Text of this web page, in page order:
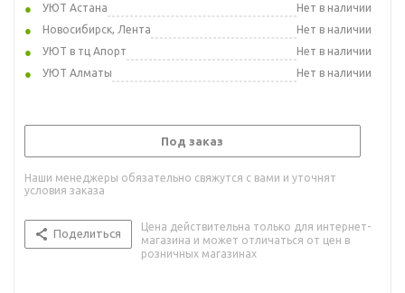
УЮТ Астана
Нет в наличии
Новосибирск, Лента
Нет в наличии
УЮТ в тц Апорт
Нет в наличии
УЮТ Алматы
Нет в наличии
Под заказ
Наши менеджеры обязательно свяжутся с вами и уточнят
условия заказа
Поделиться
Цена действительна только для интернет-
магазина и может отличаться от цен в
розничных магазинах